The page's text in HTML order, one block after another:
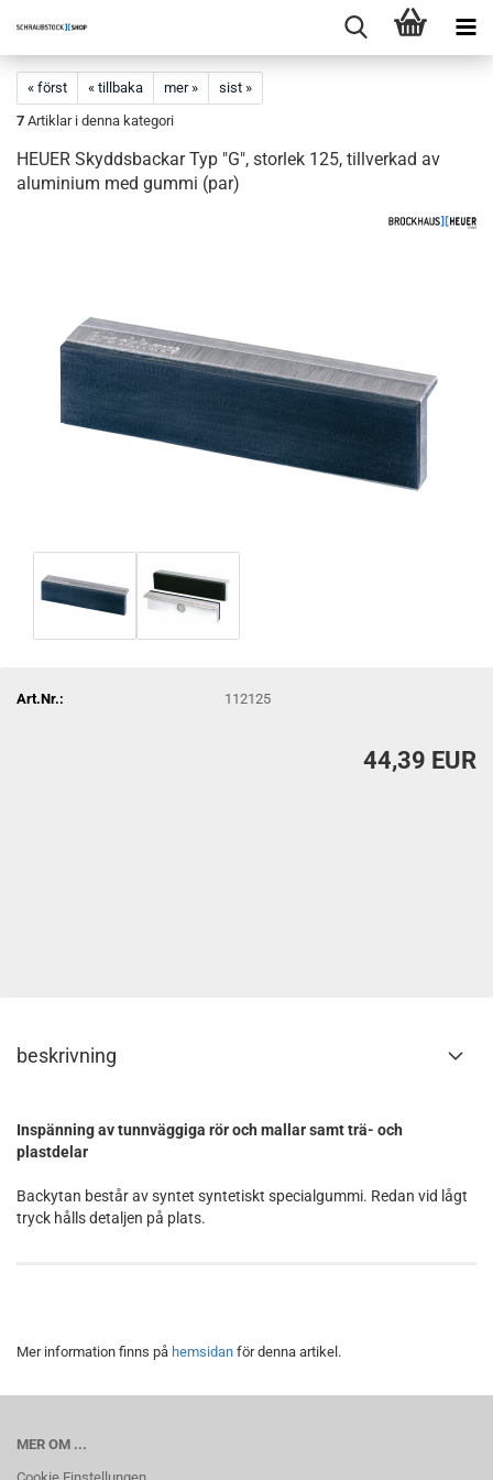
« först « tillbaka mer »
sist »
7 Artiklar i denna kategori
HEUER Skyddsbackar Typ "G", storlek 125, tillverkad av
aluminium med gummi (par)
Art.Nr.: 112125
44,39 EUR
beskrivning
Inspänning av tunnväggiga rör och mallar samt trä- och
plastdelar
Backytan består av syntet syntetiskt specialgummi. Redan vid lågt
tryck hålls detaljen på plats.
Mer information finns på hemsidan för denna artikel.
MER OM ...